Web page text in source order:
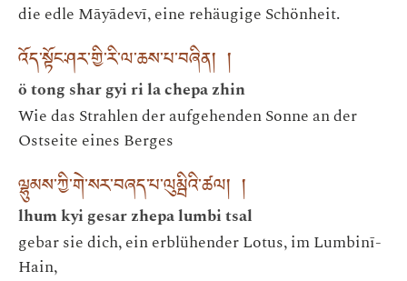
die edle Māyādevī, eine rehäugige Schönheit.
འོད་སྟོང་ཤར་གྱི་རི་ལ་ཆས་པ་བཞིན། །
ö tong shar gyi ri la chepa zhin
Wie das Strahlen der aufgehenden Sonne an der
Ostseite eines Berges
ལྷུམས་ཀྱི་གེ་སར་བཞད་པ་ལུམྦིའི་ཚལ། །
lhum kyi gesar zhepa lumbi tsal
gebar sie dich, ein erblühender Lotus, im Lumbinī-
Hain,